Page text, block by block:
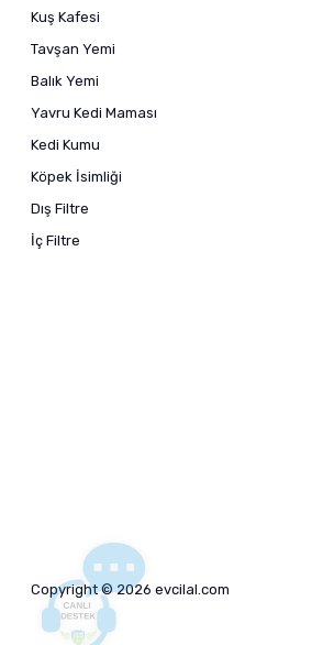
Kuş Kafesi
Tavşan Yemi
Balık Yemi
Yavru Kedi Maması
Kedi Kumu
Köpek İsimliği
Dış Filtre
İç Filtre
Copyright © 2026 evcilal.com